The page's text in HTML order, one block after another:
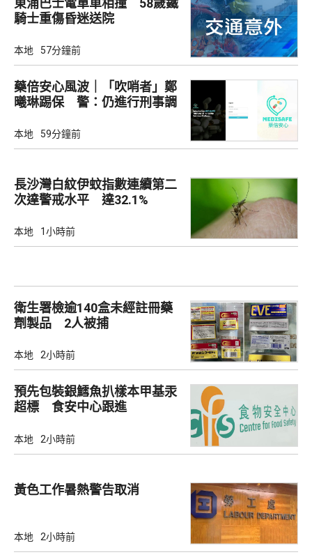
騎士重傷昏迷送院
本地 57分鐘前
藥倍安心風波｜「吹哨者」鄭
曦琳踢保 警：仍進行刑事調
本地 59分鐘前
長沙灣白紋伊蚊指數連續第二
次達警戒水平 達32.1%
本地 1小時前
衛生署檢逾140盒未經註冊藥
劑製品 2人被捕
本地 2小時前
預先包裝銀鱈魚扒樣本甲基汞
超標 食安中心跟進
本地 2小時前
黃色工作暑熱警告取消
本地 2小時前